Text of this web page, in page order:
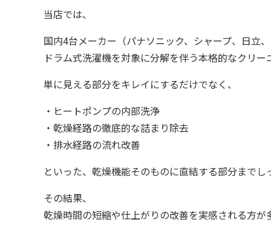
当店では、
国内4台メーカー（パナソニック、シャープ、日立
ドラム式洗濯機を対象に分解を伴う本格的なクリー
単に見える部分をキレイにするだけでなく、
・ヒートポンプの内部洗浄
・乾燥経路の徹底的な詰まり除去
・排水経路の流れ改善
といった、乾燥機能そのものに直結する部分までし
その結果、
乾燥時間の短縮や仕上がりの改善を実感される方が